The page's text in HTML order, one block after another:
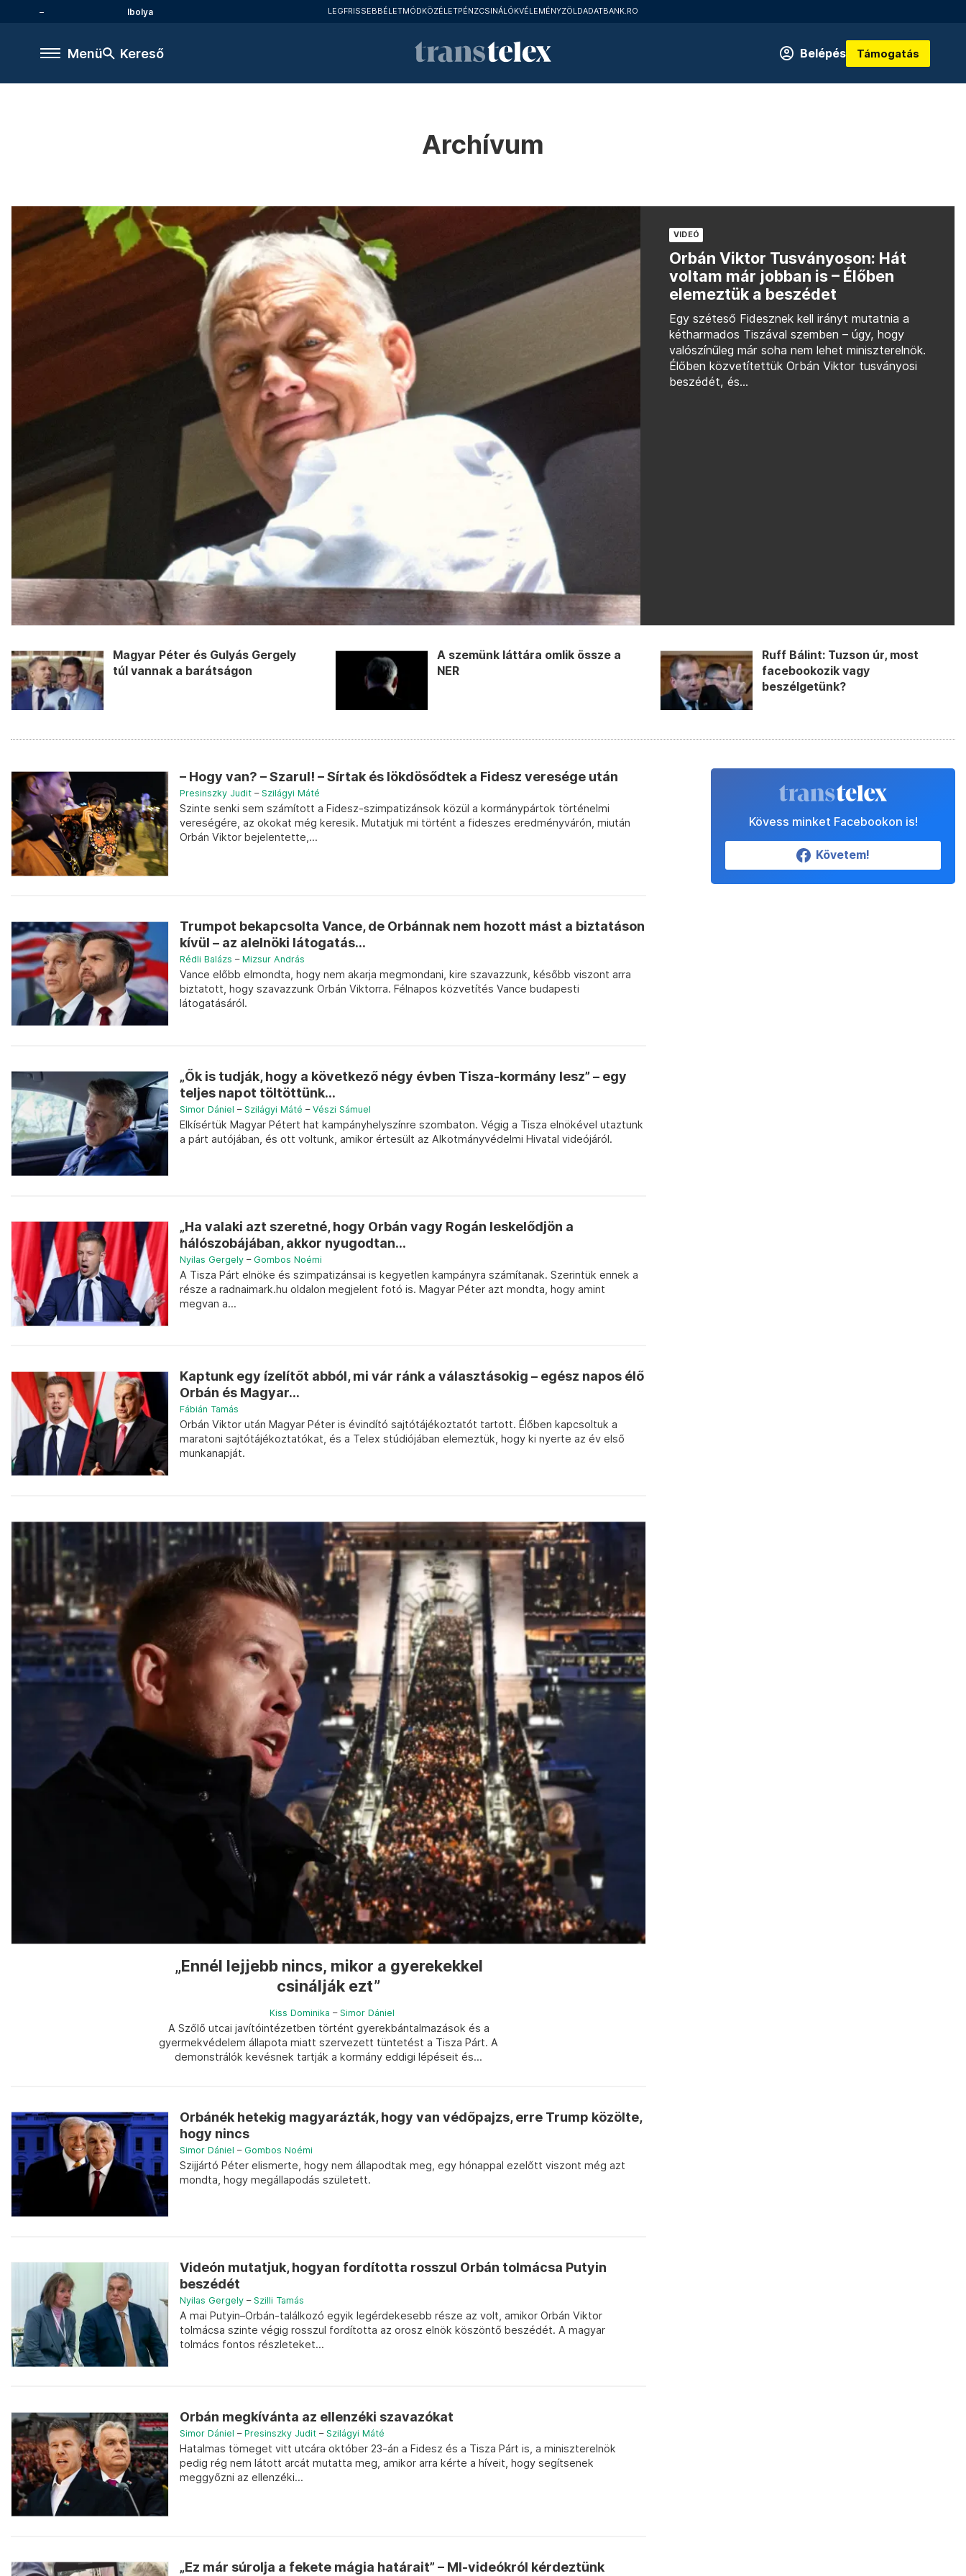
Ibolya LEGFRISSEBBÉLETMÓDKÖZÉLETPÉNZCSINÁLÓKVÉLEMÉNYZÖLDADATBANK.RO
Menü Kereső Belépés Támogatás
Archívum
VIDEÓ
Orbán Viktor Tusványoson: Hát
voltam már jobban is – Élőben
elemeztük a beszédet
Egy széteső Fidesznek kell irányt mutatnia a
kétharmados Tiszával szemben – úgy, hogy
valószínűleg már soha nem lehet miniszterelnök.
Élőben közvetítettük Orbán Viktor tusványosi
beszédét, és...
Magyar Péter és Gulyás Gergely
túl vannak a barátságon
A szemünk láttára omlik össze a
NER
Ruff Bálint: Tuzson úr, most
facebookozik vagy
beszélgetünk?
– Hogy van? – Szarul! – Sírtak és lökdösődtek a Fidesz veresége után
Presinszky Judit – Szilágyi Máté
Szinte senki sem számított a Fidesz-szimpatizánsok közül a kormánypártok történelmi
vereségére, az okokat még keresik. Mutatjuk mi történt a fideszes eredményvárón, miután
Orbán Viktor bejelentette,...
Trumpot bekapcsolta Vance, de Orbánnak nem hozott mást a biztatáson
kívül – az alelnöki látogatás...
Rédli Balázs – Mizsur András
Vance előbb elmondta, hogy nem akarja megmondani, kire szavazzunk, később viszont arra
biztatott, hogy szavazzunk Orbán Viktorra. Félnapos közvetítés Vance budapesti
látogatásáról.
„Ők is tudják, hogy a következő négy évben Tisza-kormány lesz” – egy
teljes napot töltöttünk...
Simor Dániel – Szilágyi Máté – Vészi Sámuel
Elkísértük Magyar Pétert hat kampányhelyszínre szombaton. Végig a Tisza elnökével utaztunk
a párt autójában, és ott voltunk, amikor értesült az Alkotmányvédelmi Hivatal videójáról.
„Ha valaki azt szeretné, hogy Orbán vagy Rogán leskelődjön a
hálószobájában, akkor nyugodtan...
Nyilas Gergely – Gombos Noémi
A Tisza Párt elnöke és szimpatizánsai is kegyetlen kampányra számítanak. Szerintük ennek a
része a radnaimark.hu oldalon megjelent fotó is. Magyar Péter azt mondta, hogy amint
megvan a...
Kaptunk egy ízelítőt abból, mi vár ránk a választásokig – egész napos élő
Orbán és Magyar...
Fábián Tamás
Orbán Viktor után Magyar Péter is évindító sajtótájékoztatót tartott. Élőben kapcsoltuk a
maratoni sajtótájékoztatókat, és a Telex stúdiójában elemeztük, hogy ki nyerte az év első
munkanapját.
„Ennél lejjebb nincs, mikor a gyerekekkel
csinálják ezt”
Kiss Dominika – Simor Dániel
A Szőlő utcai javítóintézetben történt gyerekbántalmazások és a
gyermekvédelem állapota miatt szervezett tüntetést a Tisza Párt. A
demonstrálók kevésnek tartják a kormány eddigi lépéseit és...
Orbánék hetekig magyarázták, hogy van védőpajzs, erre Trump közölte,
hogy nincs
Simor Dániel – Gombos Noémi
Szijjártó Péter elismerte, hogy nem állapodtak meg, egy hónappal ezelőtt viszont még azt
mondta, hogy megállapodás született.
Videón mutatjuk, hogyan fordította rosszul Orbán tolmácsa Putyin
beszédét
Nyilas Gergely – Szilli Tamás
A mai Putyin–Orbán-találkozó egyik legérdekesebb része az volt, amikor Orbán Viktor
tolmácsa szinte végig rosszul fordította az orosz elnök köszöntő beszédét. A magyar
tolmács fontos részleteket...
Orbán megkívánta az ellenzéki szavazókat
Simor Dániel – Presinszky Judit – Szilágyi Máté
Hatalmas tömeget vitt utcára október 23-án a Fidesz és a Tisza Párt is, a miniszterelnök
pedig rég nem látott arcát mutatta meg, amikor arra kérte a híveit, hogy segítsenek
meggyőzni az ellenzéki...
„Ez már súrolja a fekete mágia határait” – MI-videókról kérdeztünk
Kövess minket Facebookon is!
Követem!